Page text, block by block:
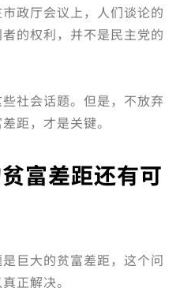
政厅会议上，人们谈论的
的权利，并不是民主党的
社会话题。但是，不放弃
距，才是关键。
富差距还有可
巨大的贫富差距，这个问
真正解决。